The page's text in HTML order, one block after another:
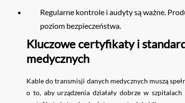
Regularne kontrole i audyty są ważne.
poziom bezpieczeństwa.
Kluczowe certyfikaty i
medycznych
Kable do transmisji danych medycznych muszą
o to, aby urządzenia działały dobrze w